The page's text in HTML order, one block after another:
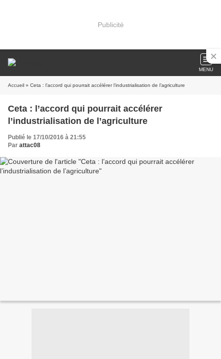
Publicité
MENU
Accueil » Ceta : l’accord qui pourrait accélérer l’industrialisation de l’agriculture
Ceta : l’accord qui pourrait accélérer
l’industrialisation de l’agriculture
Publié le 17/10/2016 à 21:55
Par attac08